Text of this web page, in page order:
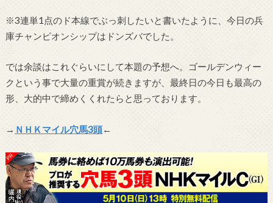
※3連単1点のド本線でぶっ刺したいと書いたように、今日の兵
庫チャンピオンシップはドンズバでした。
では余談はこれぐらいにして本題の予想へ。ゴールデンウィー
クという事で大量の重賞が続きますが、最終日の今日も最高の
形、大的中で締めくくれたらと思っております。
→ ＮＨＫマイル穴馬3頭←